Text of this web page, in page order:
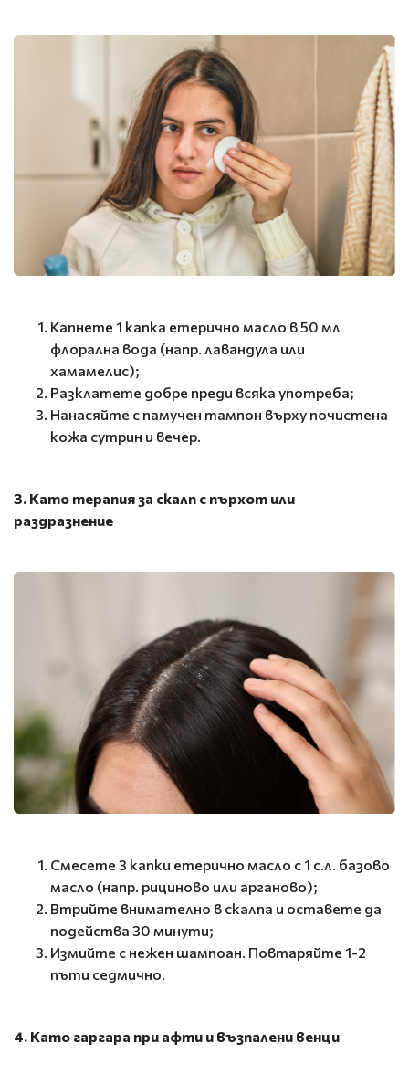
Капнете 1 капка етерично масло в 50 мл
флорална вода (напр. лавандула или
хамамелис);
Разклатете добре преди всяка употреба;
Нанасяйте с памучен тампон върху почистена
кожа сутрин и вечер.
3. Като терапия за скалп с пърхот или
раздразнение
Смесете 3 капки етерично масло с 1 с.л. базово
масло (напр. рициново или арганово);
Втрийте внимателно в скалпа и оставете да
подейства 30 минути;
Измийте с нежен шампоан. Повтаряйте 1-2
пъти седмично.
4. Като гаргара при афти и възпалени венци